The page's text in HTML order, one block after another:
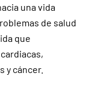
una vida
de salud
que
y cáncer.